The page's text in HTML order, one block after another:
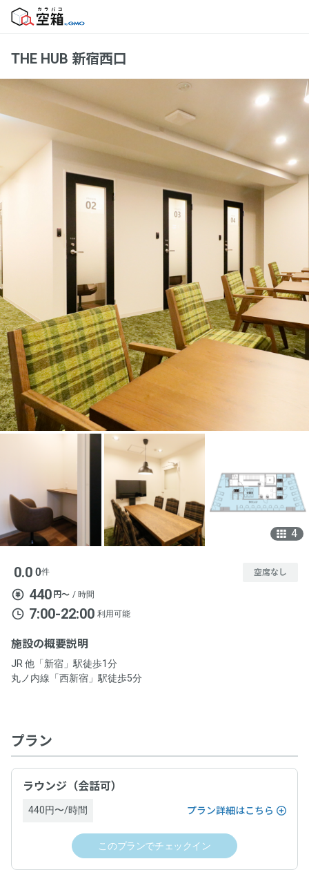
THE HUB 新宿西口
4
0.0 0件 空席なし
440 円〜 / 時間
7:00-22:00 利用可能
施設の概要説明
JR 他「新宿」駅徒歩1分
丸ノ内線「西新宿」駅徒歩5分
プラン
ラウンジ（会話可）
440円〜/時間 プラン詳細はこちら
このプランでチェックイン
プログラム名称
プログラム対象期間
平均総合評価 0.0
清潔さ
0件のレビューがあります
nex株式会社
ドロップイン料金以外の必要料金
なし
チェックインはスマートフォンからお願いします。
以下のQRコードをスマートフォンでスキャンし、遷移先